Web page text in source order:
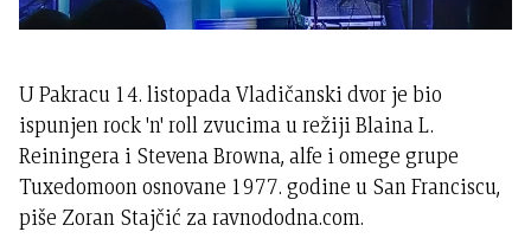
U Pakracu 14. listopada Vladičanski dvor je bio
ispunjen rock 'n' roll zvucima u režiji Blaina L.
Reiningera i Stevena Browna, alfe i omege grupe
Tuxedomoon osnovane 1977. godine u San Franciscu,
piše Zoran Stajčić za ravnododna.com.